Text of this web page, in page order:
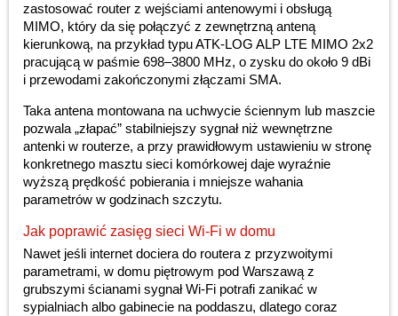
zastosować router z wejściami antenowymi i obsługą
MIMO, który da się połączyć z zewnętrzną anteną
kierunkową, na przykład typu ATK-LOG ALP LTE MIMO 2x2
pracującą w paśmie 698–3800 MHz, o zysku do około 9 dBi
i przewodami zakończonymi złączami SMA.
Taka antena montowana na uchwycie ściennym lub maszcie
pozwala „złapać” stabilniejszy sygnał niż wewnętrzne
antenki w routerze, a przy prawidłowym ustawieniu w stronę
konkretnego masztu sieci komórkowej daje wyraźnie
wyższą prędkość pobierania i mniejsze wahania
parametrów w godzinach szczytu.
Jak poprawić zasięg sieci Wi-Fi w domu
Nawet jeśli internet dociera do routera z przyzwoitymi
parametrami, w domu piętrowym pod Warszawą z
grubszymi ścianami sygnał Wi-Fi potrafi zanikać w
sypialniach albo gabinecie na poddaszu, dlatego coraz